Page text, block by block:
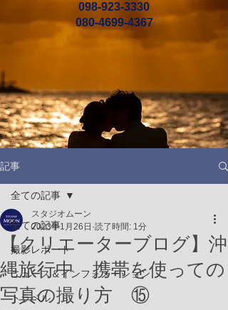
098-923-3330
080-4699-4367
記事
全ての記事
撮影レポート
ニュース＆インフォメーション
トラベル
全ての記事
【クリエーターブログ】沖
縄旅行中 携帯を使っての
写真の撮り方 ⑮
スタジオムーン
2023年1月26日 読了時間: 1分